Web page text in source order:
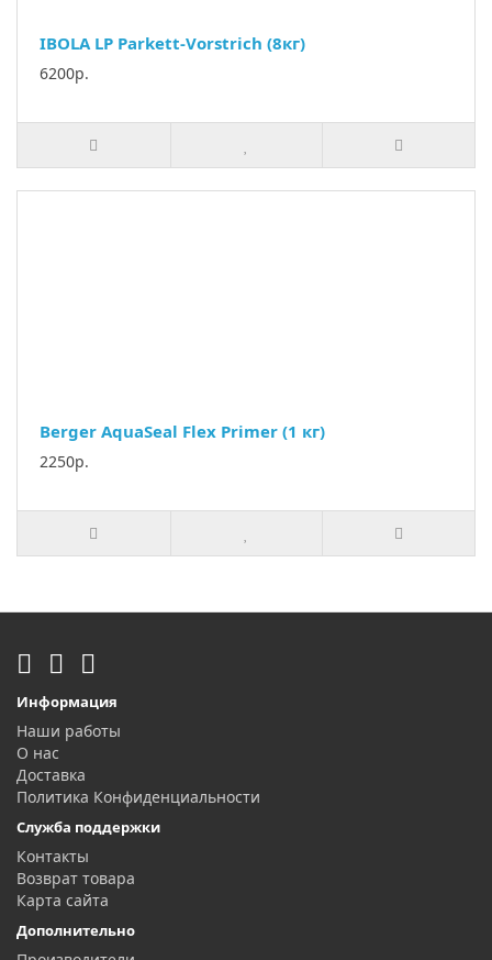
IBOLA LР Parkett-Vorstrich (8кг)
6200р.
Berger AquaSeal Flex Primer (1 кг)
2250р.
Информация
Наши работы
О нас
Доставка
Политика Конфиденциальности
Служба поддержки
Контакты
Возврат товара
Карта сайта
Дополнительно